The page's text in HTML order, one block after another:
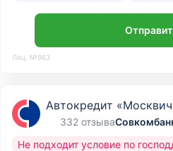
Лиц. №963
Автокредит
332 отзыва
Не подходит условие по